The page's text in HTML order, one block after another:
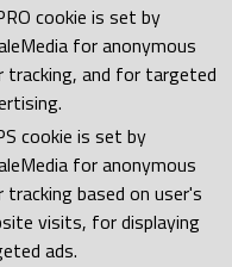
cookie is set by
for anonymous
tracking, and for targeted
cookie is set by
for anonymous
tracking based on user's
visits, for displaying
ads.